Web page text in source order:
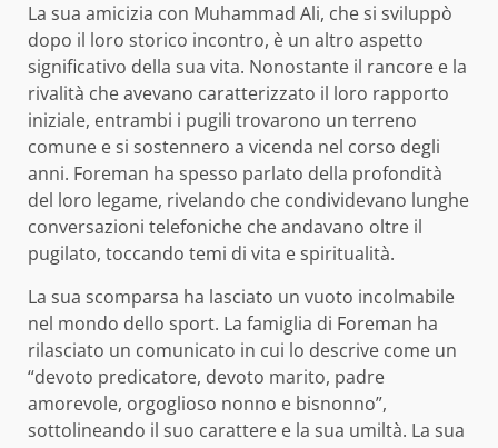
La sua amicizia con Muhammad Ali, che si sviluppò
dopo il loro storico incontro, è un altro aspetto
significativo della sua vita. Nonostante il rancore e la
rivalità che avevano caratterizzato il loro rapporto
iniziale, entrambi i pugili trovarono un terreno
comune e si sostennero a vicenda nel corso degli
anni. Foreman ha spesso parlato della profondità
del loro legame, rivelando che condividevano lunghe
conversazioni telefoniche che andavano oltre il
pugilato, toccando temi di vita e spiritualità.
La sua scomparsa ha lasciato un vuoto incolmabile
nel mondo dello sport. La famiglia di Foreman ha
rilasciato un comunicato in cui lo descrive come un
“devoto predicatore, devoto marito, padre
amorevole, orgoglioso nonno e bisnonno”,
sottolineando il suo carattere e la sua umiltà. La sua